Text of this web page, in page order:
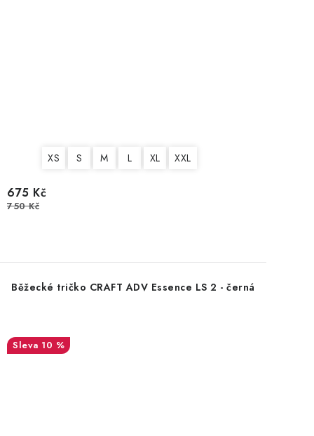
XS S M L XL XXL
675 Kč
750 Kč
Běžecké tričko CRAFT ADV Essence LS 2 - černá
10 %